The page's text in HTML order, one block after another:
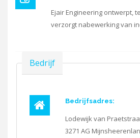
Ejair Engineering ontwerpt,
verzorgt nabewerking van
Verbergen
Bedrijf
Bedrijfsadres:
Lodewijk van
3271 AG